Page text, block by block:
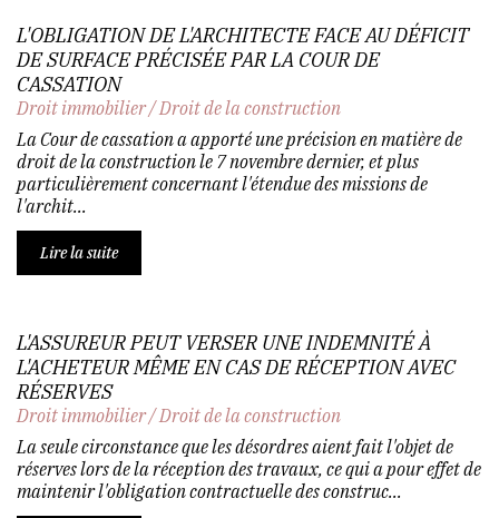
L'OBLIGATION DE L'ARCHITECTE FACE AU DÉFICIT
DE SURFACE PRÉCISÉE PAR LA COUR DE
CASSATION
Droit immobilier/Droit de la construction
La Cour de cassation a apporté une précision en matière de
droit de la construction le 7 novembre dernier, et plus
particulièrement concernant l'étendue des missions de
l'archit...
Lire la suite
L'ASSUREUR PEUT VERSER UNE INDEMNITÉ À
L'ACHETEUR MÊME EN CAS DE RÉCEPTION AVEC
RÉSERVES
Droit immobilier/Droit de la construction
La seule circonstance que les désordres aient fait l'objet de
réserves lors de la réception des travaux, ce qui a pour effet de
maintenir l'obligation contractuelle des construc...